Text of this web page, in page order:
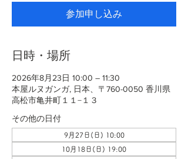
参加申し込み
日時・場所
2026年8月23日 10:00 – 11:30
本屋ルヌガンガ, 日本、〒760-0050 香川県
高松市亀井町１１−１３
その他の日付
9月27日(日) 10:00
10月18日(日) 19:00